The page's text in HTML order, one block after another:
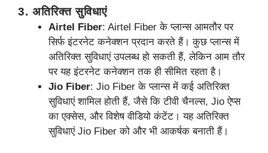
3. अतिरिक्त सुविधाएं
Airtel Fiber: Airtel Fiber के प्लान्स आमतौर पर
सिर्फ इंटरनेट कनेक्शन प्रदान करते हैं। कुछ प्लान्स में
अतिरिक्त सुविधाएं उपलब्ध हो सकती हैं, लेकिन आम तौर
पर यह इंटरनेट कनेक्शन तक ही सीमित रहता है।
Jio Fiber: Jio Fiber के प्लान्स में कई अतिरिक्त
सुविधाएं शामिल होती हैं, जैसे कि टीवी चैनल्स, Jio ऐप्स
का एक्सेस, और विशेष वीडियो कंटेंट। यह अतिरिक्त
सुविधाएं Jio Fiber को और भी आकर्षक बनाती हैं।